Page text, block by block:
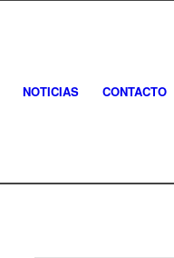
NOTICIAS CONTACTO